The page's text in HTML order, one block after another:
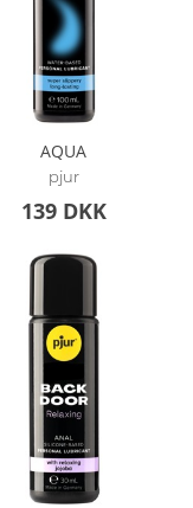
AQUA
pjur
139 DKK